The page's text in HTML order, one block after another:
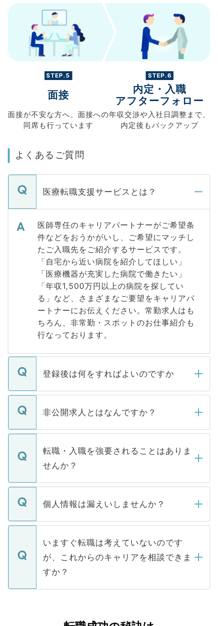
STEP.5
面接
面接が不安な方へ、 面接への
同席も行っています
STEP.6
内定・入職
アフターフォロー
年収交渉や入社日調整まで、
内定後もバックアップ
よくあるご質問
医療転職支援サービスとは？
医師専任のキャリアパートナーがご希望条
件などをおうかがいし、ご希望にマッチし
たご入職先をご紹介するサービスです。
「自宅から近い病院を紹介してほしい」
「医療機器が充実した病院で働きたい」
「年収1,500万円以上の病院を探してい
る」など、さまざまなご要望をキャリアパ
ートナーにお伝えください。常勤求人はも
ちろん、非常勤・スポットのお仕事紹介も
行なっております。
登録後は何をすればよいのですか
ご登録いただきましたら、弊社担当者がご
登録内容を確認し、その後メールもしくは
ます。通常、5営業日以内にはご連絡をせて
いただきますので、しばらくお待ちくださ
非公開求人とはなんですか？
マイナビDOCTORで取り扱っている求人の
うち約3割は、Webサイトからご覧いただ
けない「非公開求人」です。非公開求人は
下記の理由によって、一般には公開してい
ません。
■応募殺到を避けるため 人気のある医療機
関を公にしてしまうと、応募が殺到する場
に、医療機関が求める条件に合った人材の
みを人材紹介会社に依頼するケースが増え
ています。
転職・入職を強要されることはありま
せんか？
転職・入職を強要することは一切ありませ
ん。また、仮に応募先から内定をいただい
定を承諾する必要はありません。内定先へ
の辞退の連絡はキャリアパートナーが行い
個人情報は漏えいしませんか？
個人情報が漏えいすることはありませんの
で、ご安心ください。当サイトからの登録
などで収集したご登録者様の個人情報は、
ご本人のキャリアアップおよび転職活動の
支援を目的に使用いたします。お預かりし
ているすべての個人データはご本人の許可
いますぐ転職は考えていないのです
が、これからのキャリアを相談できま
すか？
かがいして、現在の医療機関の状況や紹介